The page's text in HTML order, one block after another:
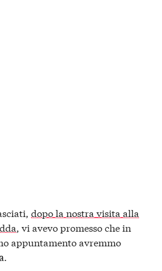
dopo la nostra visita alla
, vi avevo promesso che in
appuntamento avremmo
.